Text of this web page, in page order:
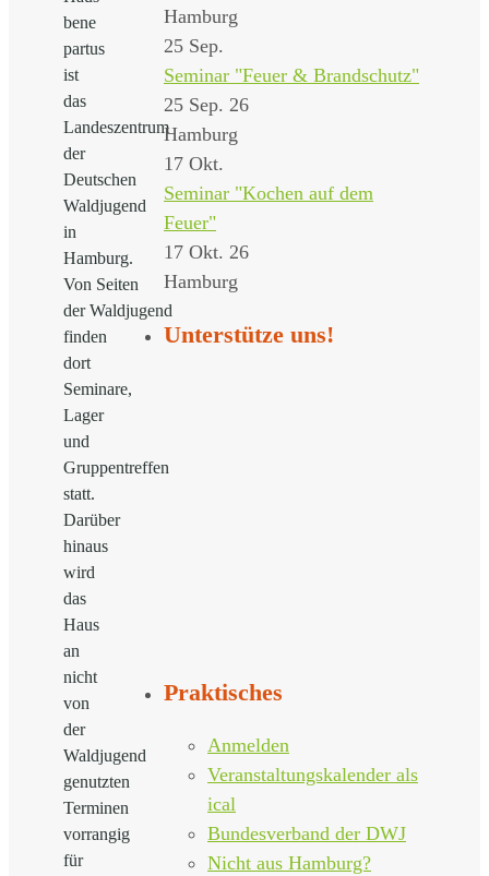
bene
partus
ist
das
Landeszentrum
der
Deutschen
Waldjugend
in
Hamburg.
Von Seiten
der Waldjugend
finden
dort
Seminare,
Lager
und
Gruppentreffen
statt.
Darüber
hinaus
wird
das
Haus
an
nicht
von
der
Waldjugend
genutzten
Terminen
vorrangig
für
Hamburg
25 Sep.
Seminar "Feuer & Brandschutz"
25 Sep. 26
Hamburg
17 Okt.
Seminar "Kochen auf dem
Feuer"
17 Okt. 26
Hamburg
Unterstütze uns!
Praktisches
Anmelden
Veranstaltungskalender als
ical
Bundesverband der DWJ
Nicht aus Hamburg?